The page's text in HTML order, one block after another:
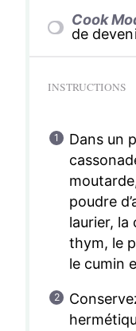
Cook
de
INSTRUCTIONS
Dans un
poudre
laurier, la
thym, le
le cumin